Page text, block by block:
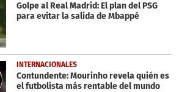
Golpe al Real Madrid: El plan del PSG
para evitar la salida de Mbappé
INTERNACIONALES
Contundente: Mourinho revela quién es
el futbolista más rentable del mundo